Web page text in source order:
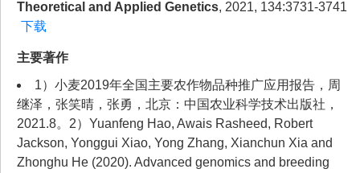
Theoretical and Applied Genetics, 2021, 134:3731-3741
下载
主要著作
1）小麦2019年全国主要农作物品种推广应用报告，周
继泽，张笑晴，张勇，北京：中国农业科学技术出版社，
2021.8。2）Yuanfeng Hao, Awais Rasheed, Robert
Jackson, Yonggui Xiao, Yong Zhang, Xianchun Xia and
Zhonghu He (2020). Advanced genomics and breeding